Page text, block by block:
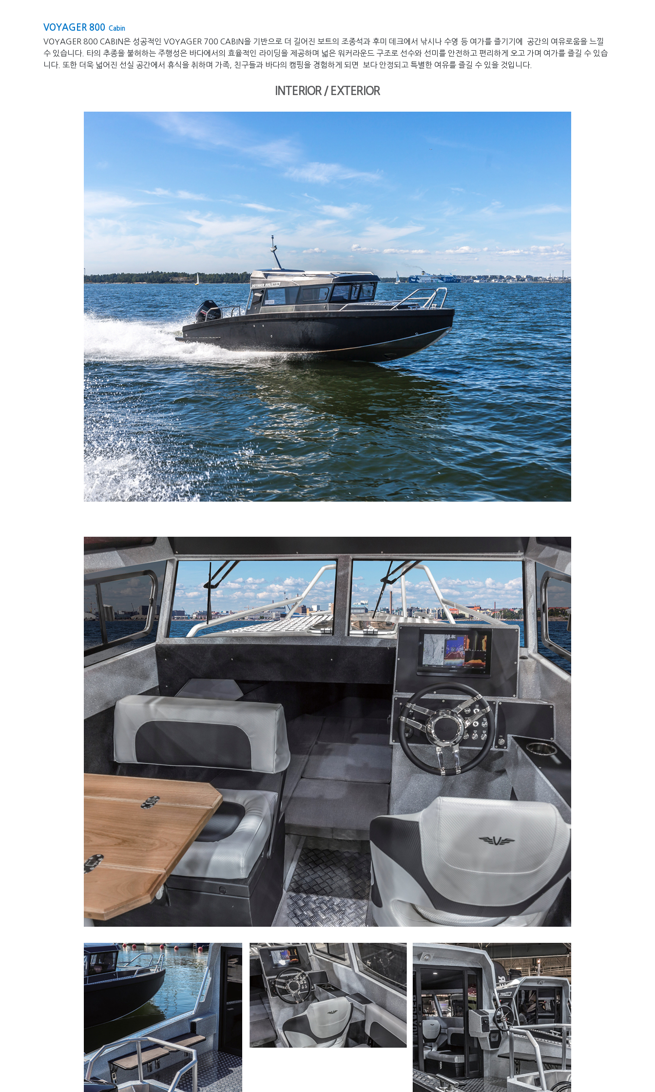
VOYAGER 800 Cabin
VOYAGER 800 CABIN은 성공적인 VOYAGER 700 CABIN을 기반으로 더 길어진 보트의 조종석과 후미 데크에서 낚시나 수영 등 여가를 즐기기에 공간의 여유로움을 느낄
수 있습니다. 타의 추종을 불허하는 주행성은 바다에서의 효율적인 라이딩을 제공하며 넓은 워커라운드 구조로 선수와 선미를 안전하고 편리하게 오고 가며 여가를 즐길 수 있습
니다. 또한 더욱 넓어진 선실 공간에서 휴식을 취하며 가족, 친구들과 바다의 캠핑을 경험하게 되면 보다 안정되고 특별한 여유를 즐길 수 있을 것입니다.
INTERIOR / EXTERIOR